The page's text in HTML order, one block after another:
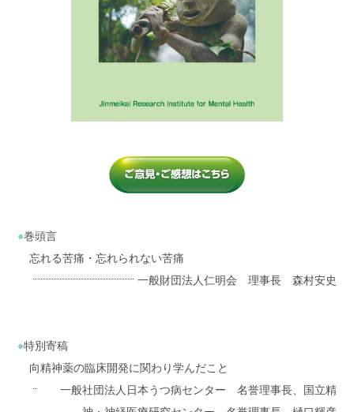
巻頭言
忘れる苦痛・忘れられない苦痛
一般財団法人仁明会 理事長 森村安史
特別寄稿
向精神薬の臨床開発に関わり学んだこと
一般社団法人日本うつ病センター 名誉理事長、国立精